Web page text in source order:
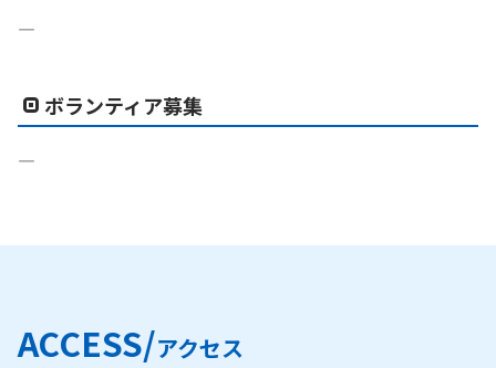
―
ボランティア募集
―
ACCESS/アクセス